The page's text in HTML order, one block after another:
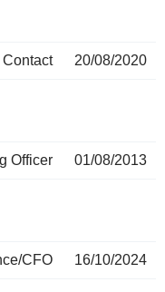
Contact 20/08/2020
Officer 01/08/2013
CFO 16/10/2024